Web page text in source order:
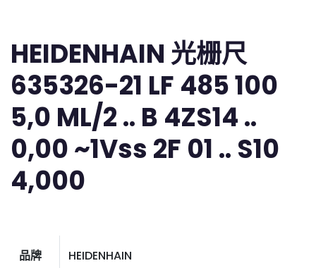
HEIDENHAIN 光栅尺
635326-21 LF 485 100
5,0 ML/2 .. B 4ZS14 ..
0,00 ~1Vss 2F 01 .. S10
4,000
品牌 HEIDENHAIN